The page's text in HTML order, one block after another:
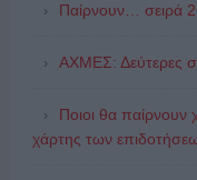
Παίρνουν… σειρά
ΑΧΜΕΣ: Δεύτερες
Ποιοι θα παίρνουν
χάρτης των